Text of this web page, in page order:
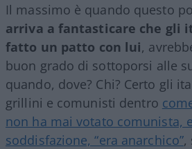
Il massimo è quando questo
arriva a fantasticare che gli
fatto un patto con lui,
buon grado di sottoporsi alle
quando, dove? Chi? Certo gli
grillini e comunisti dentro
non ha mai votato comunista,
soddisfazione, “era anarchico”,